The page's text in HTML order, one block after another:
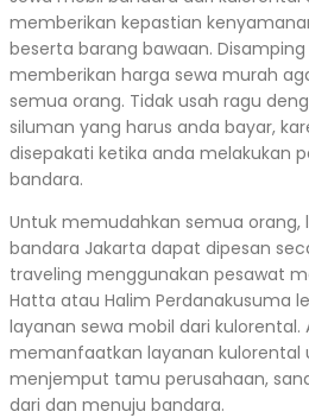
memberikan kepastian
beserta barang bawaan.
memberikan harga sewa murah
semua orang. Tidak usah ragu
siluman yang harus anda bayar,
disepakati ketika anda melakukan
bandara.
Untuk memudahkan semua
bandara Jakarta dapat dipesan
traveling menggunakan pesawat
Hatta atau Halim Perdanakusuma
layanan sewa mobil dari kulorental.
memanfaatkan layanan
menjemput tamu perusahaan,
dari dan menuju bandara.